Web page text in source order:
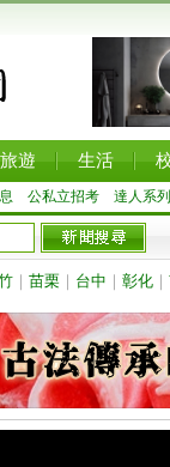
旅遊 生活
公私立招考 達人系列
｜ 苗栗｜ 台中 彰化｜